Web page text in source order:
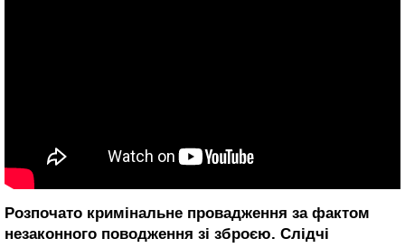
Розпочато кримінальне провадження за фактом
незаконного поводження зі зброєю. Слідчі